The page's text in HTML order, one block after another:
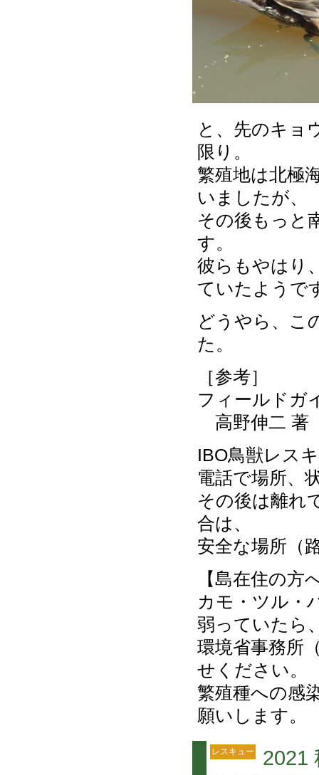
と、先のキョ
限り。
繁殖地は北極
いましたが、
その後もっと
す。
彼らもやはり
ていたようで
どうやら、こ
た。
［参考］
フィールドガ
高野伸二
IBO鳥獣レス
電話で場所、
その後は離れ
合は、
安全な場所（
【島在住の
カモ・ツル・
弱っていたら
環境省事務所
せください。
繁殖種への感
願いします。
レスキュー 2021